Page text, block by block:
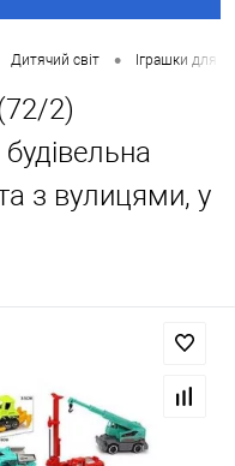
Дитячий світ • Іграшки для
2)
з вулицями, у